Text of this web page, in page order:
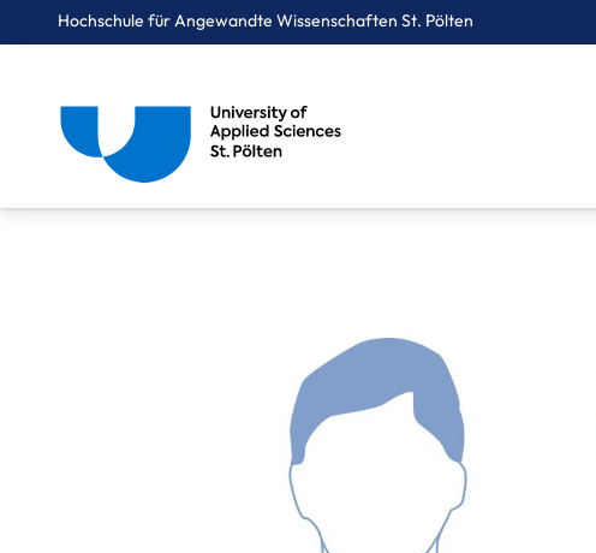
Hochschule für Angewandte Wissenschaften St. Pölten